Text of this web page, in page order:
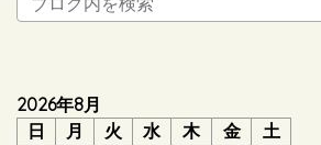
2026年8月
日
月 火 水 木 金
土